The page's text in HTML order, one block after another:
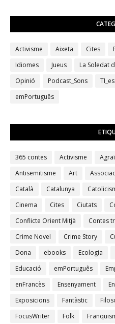
Activisme Aixeta Cites
Idiomes
Jueus La Soledat
Opinió
Podcast_Sons
emPortuguês
365 contes Activisme
Antisemitisme
Art
Català
Catalunya
Cinema
Cites Ciutats
Conflicte Orient Mitjà
Contes
Crime Novel
Crime Story
Dona
ebooks Ecologia
Educació
emPortuguês
enFrancès
Ensenyament
Exposicions
Fantàstic
FocusWriter
Folk